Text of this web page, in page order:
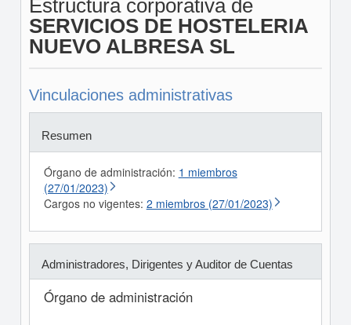
Estructura corporativa de
SERVICIOS DE HOSTELERIA
NUEVO ALBRESA SL
Vinculaciones administrativas
Resumen
Órgano de administración: 1 miembros
(27/01/2023)
Cargos no vigentes: 2 miembros (27/01/2023)
Administradores, Dirigentes y Auditor de Cuentas
Órgano de administración